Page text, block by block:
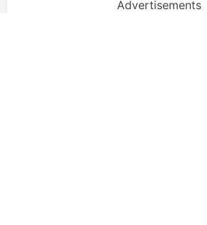
Advertisements